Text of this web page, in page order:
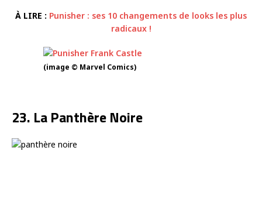
À LIRE : Punisher : ses 10 changements de looks les plus
radicaux !
(image © Marvel Comics)
23. La Panthère Noire